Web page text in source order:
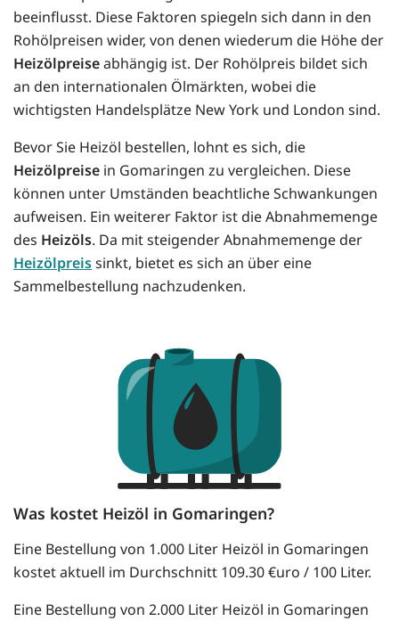
beeinflusst. Diese Faktoren spiegeln sich dann in den
Rohölpreisen wider, von denen wiederum die Höhe der
Heizölpreiseabhängig ist. Der Rohölpreis bildet sich
an den internationalen Ölmärkten, wobei die
wichtigsten Handelsplätze New York und London sind.
Bevor Sie Heizöl bestellen, lohnt es sich, die
Heizölpreise in Gomaringen zu vergleichen. Diese
können unter Umständen beachtliche Schwankungen
aufweisen. Ein weiterer Faktor ist die Abnahmemenge
des Heizöls. Da mit steigender Abnahmemenge der
Heizölpreissinkt, bietet es sich an über eine
Sammelbestellung nachzudenken.
Was kostet Heizöl in Gomaringen?
Eine Bestellung von 1.000 Liter Heizöl in Gomaringen
kostet aktuell im Durchschnitt 109.30 €uro / 100 Liter.
Eine Bestellung von 2.000 Liter Heizöl in Gomaringen